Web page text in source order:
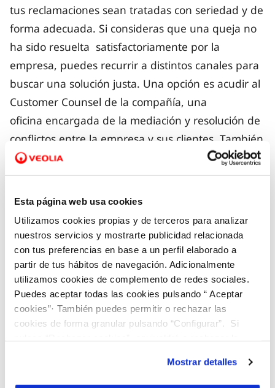
Esta página web usa cookies
Utilizamos cookies propias y de terceros para analizar
nuestros servicios y mostrarte publicidad relacionada
con tus preferencias en base a un perfil elaborado a
partir de tus hábitos de navegación. Adicionalmente
utilizamos cookies de complemento de redes sociales.
Puedes aceptar todas las cookies pulsando “ Aceptar
cookies”· También puedes permitir o rechazar las
cookies de forma granular pulsando “Configurar”. Si
son indispensables para que el sitio web funcione y que
por tanto no se pueden desactivar. Puedes consultar
Mostrar detalles
tus reclamaciones sean tratadas con seriedad y de
forma adecuada. Si consideras que una queja no
ha sido resuelta satisfactoriamente por la
empresa, puedes recurrir a distintos canales para
buscar una solución justa. Una opción es acudir al
Customer Counsel de la compañía, una
oficina encargada de la mediación y resolución de
conflictos entre la empresa y sus clientes. También
puedes dirigirte a la Oficina Municipal de
Información al Consumidor (OMIC) de tu localidad,
o solicitar la intervención de la Junta Arbitral de
La Junta Arbitral de Consumo es un procedimiento
extrajudicial que permite resolver conflictos en el
ámbito del consumo cuando no se ha logrado
llegar a un acuerdo directo entre las partes. A
través de este sistema, un tribunal arbitral analiza
el caso y emite una resolución que ambas partes
se comprometen a cumplir. Se trata de un proceso